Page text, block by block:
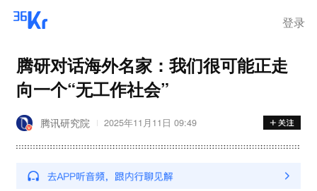
登录
腾研对话海外名家：我们很可能正走
向一个“无工作社会”
腾讯研究院 2025年11月11日 09:49